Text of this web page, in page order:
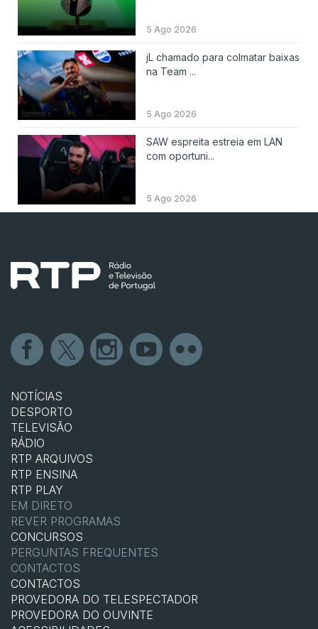
5 Ago 2026
jL chamado para colmatar baixas
na Team ...
5 Ago 2026
SAW espreita estreia em LAN
com oportuni...
5 Ago 2026
NOTÍCIAS
DESPORTO
TELEVISÃO
RÁDIO
RTP ARQUIVOS
RTP ENSINA
RTP PLAY
EM DIRETO
REVER PROGRAMAS
CONCURSOS
PERGUNTAS FREQUENTES
CONTACTOS
CONTACTOS
PROVEDORA DO TELESPECTADOR
PROVEDORA DO OUVINTE